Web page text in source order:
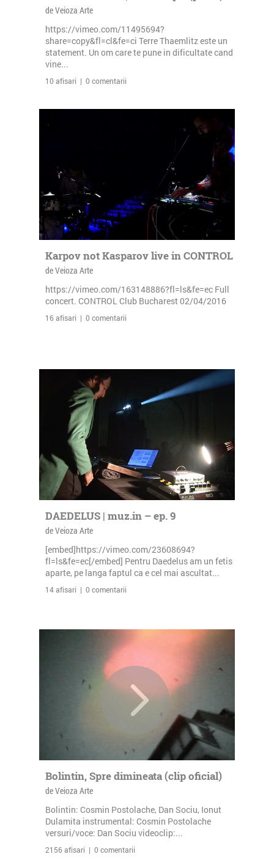
de Veioza Arte
https://vimeo.com/11495694?
share=copy&fl=cl&fe=ci Terre Thaemlitz este un
statement. Un om care te pune in dificultate cand
vine...
10 afisari | 0 comentarii
Karpov not Kasparov live in CONTROL
de Veioza Arte
https://vimeo.com/163148886?fl=ls&fe=ec Full
concert. CONTROL Club Bucharest 02/04/2016
16 afisari | 0 comentarii
DAEDELUS | muz.in – ep. 9
de Veioza Arte
[embed]https://vimeo.com/23608694?
fl=ls&fe=ec[/embed] Pentru Daedelus am un fetis
aparte, pe langa faptul ca e cel mai ascultat...
14 afisari | 0 comentarii
Bolintin, Spre dimineata (clip oficial)
de Veioza Arte
Bolintin: Cosmin Postolache, Dan Sociu, Ionut
Dulamita instrumental: Cosmin Postolache
versuri/voce: Dan Sociu videoclip:...
2156 afisari | 0 comentarii